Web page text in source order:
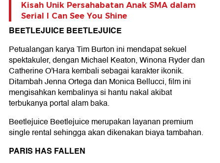
Kisah Unik Persahabatan Anak SMA dalam
Serial I Can See You Shine
BEETLEJUICE BEETLEJUICE
Petualangan karya Tim Burton ini mendapat sekuel
spektakuler, dengan Michael Keaton, Winona Ryder dan
Catherine O'Hara kembali sebagai karakter ikonik.
Ditambah Jenna Ortega dan Monica Bellucci, film ini
mengisahkan kembalinya si hantu nakal akibat
terbukanya portal alam baka.
Beetlejuice Beetlejuice merupakan layanan premium
single rental sehingga akan dikenakan biaya tambahan.
PARIS HAS FALLEN